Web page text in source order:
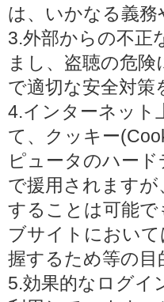
は、いかなる義務
3.外部からの不正
まし、盗聴の危
で適切な安全対策
4.インターネット
て、クッキー
ピュータのハー
で援用されます
することは可能
ブサイトにおい
握するため等の
5.効果的なログイ